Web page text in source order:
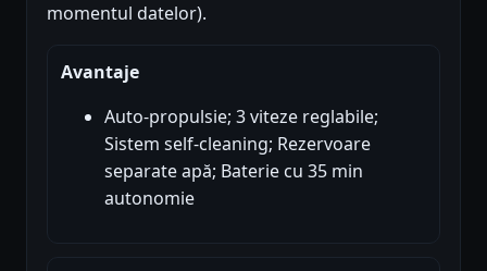
momentul datelor).
Avantaje
Auto-propulsie; 3 viteze reglabile;
Sistem self-cleaning; Rezervoare
separate apă; Baterie cu 35 min
autonomie